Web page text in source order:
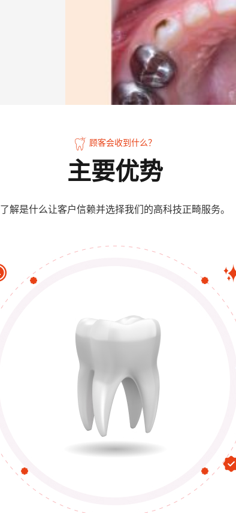
顾客会收到什么？
主要优势
了解是什么让客户信赖并选择我们的高科技正畸服务。